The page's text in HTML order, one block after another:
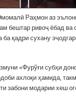
Раҳмон аз
бештар ривоҷ ёбад
қадри сухану
«Фурўғи субҳи
ахлоқи ҳамида,
забони модарии хеш